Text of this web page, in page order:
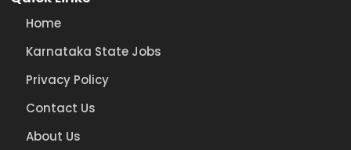
Home
Karnataka State Jobs
Privacy Policy
Contact Us
About Us